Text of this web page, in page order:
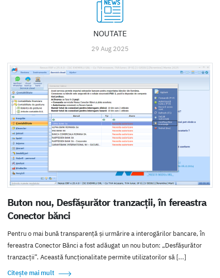
NOUTATE
29 Aug 2025
Buton nou, Desfășurător tranzacții, în fereastra
Conector bănci
Pentru o mai bună transparență și urmărire a interogărilor bancare, în
fereastra Conector Bănci a fost adăugat un nou buton: „Desfășurător
tranzacții”. Această funcționalitate permite utilizatorilor să [...]
Citește mai mult